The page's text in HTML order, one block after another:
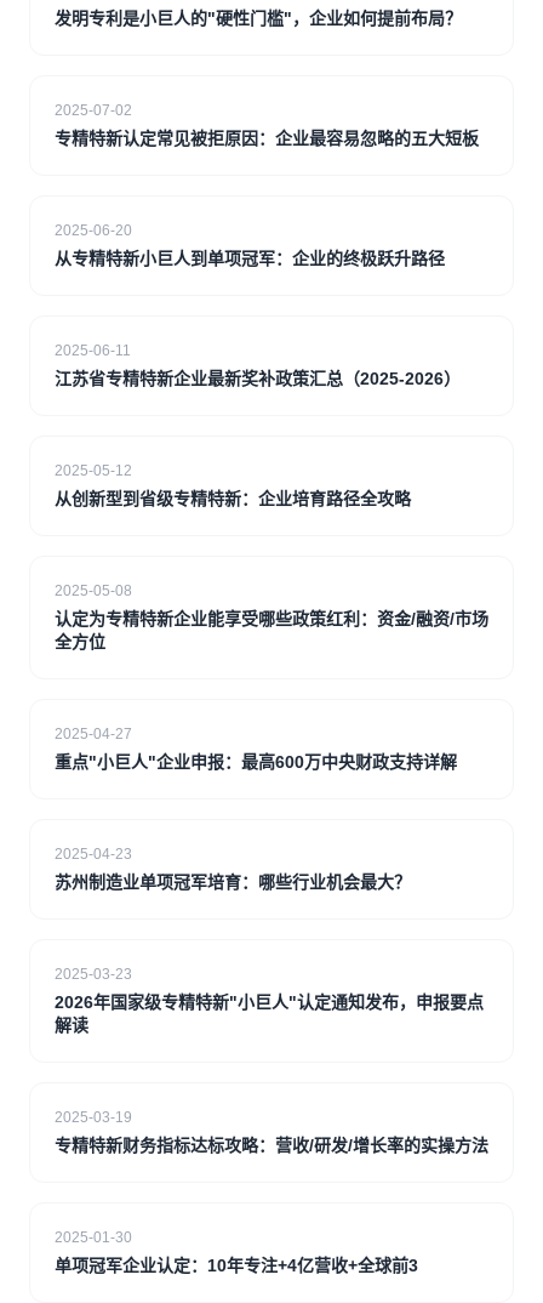
发明专利是小巨人的"硬性门槛"，企业如何提前布局？
2025-07-02
专精特新认定常见被拒原因：企业最容易忽略的五大短板
2025-06-20
从专精特新小巨人到单项冠军：企业的终极跃升路径
2025-06-11
江苏省专精特新企业最新奖补政策汇总（2025-2026）
2025-05-12
从创新型到省级专精特新：企业培育路径全攻略
2025-05-08
认定为专精特新企业能享受哪些政策红利：资金/融资/市场
全方位
2025-04-27
重点"小巨人"企业申报：最高600万中央财政支持详解
2025-04-23
苏州制造业单项冠军培育：哪些行业机会最大？
2025-03-23
2026年国家级专精特新"小巨人"认定通知发布，申报要点
解读
2025-03-19
专精特新财务指标达标攻略：营收/研发/增长率的实操方法
2025-01-30
单项冠军企业认定：10年专注+4亿营收+全球前3